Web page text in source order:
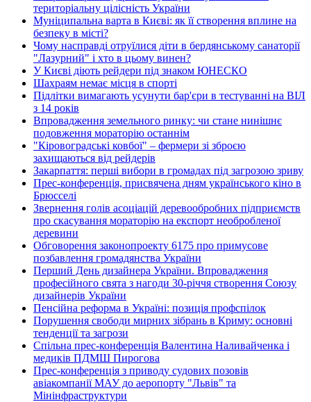
територіальну цілісність України
Муніципальна варта в Києві: як її створення вплине на
безпеку в місті?
Чому насправді отруїлися діти в бердянському санаторії
"Лазурний" і хто в цьому винен?
У Києві діють рейдери під знаком ЮНЕСКО
Шахраям немає місця в спорті
Підлітки вимагають усунути бар'єри в тестуванні на ВІЛ
з 14 років
Впровадження земельного ринку: чи стане нинішнє
подовження мораторію останнім
"Кіровоградські ковбої" – фермери зі зброєю
захищаються від рейдерів
Закарпаття: перші вибори в громадах під загрозою зриву
Прес-конференція, присвячена дням українського кіно в
Брюсселі
Звернення голів асоціацій деревообробних підприємств
про скасування мораторію на експорт необробленої
деревини
Обговорення законопроекту 6175 про примусове
позбавлення громадянства України
Перший День дизайнера України. Впровадження
професійного свята з нагоди 30-річчя створення Союзу
дизайнерів України
Пенсійна реформа в Україні: позиція профспілок
Порушення свободи мирних зібрань в Криму: основні
тенденції та загрози
Спільна прес-конференція Валентина Наливайченка і
медиків ПДМШ Пирогова
Прес-конференція з приводу судових позовів
авіакомпанії МАУ до аеропорту "Львів" та
Мінінфраструктури